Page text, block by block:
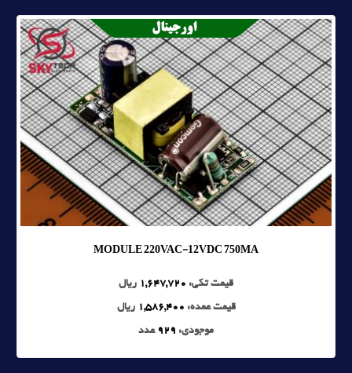
MODULE 220VAC-12VDC 750MA
قیمت تکی: 1,647,720 ریال
قیمت عمده: 1,586,400 ریال
موجودی: 929 عدد